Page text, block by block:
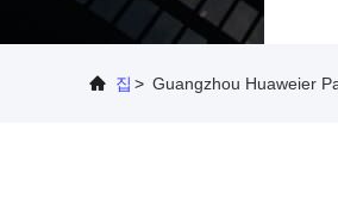
집 > Guangzhou Huaweier